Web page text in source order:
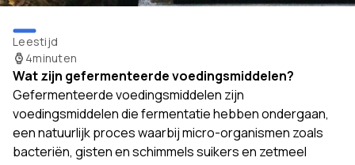
Leestijd
4minuten
Wat zijn gefermenteerde voedingsmiddelen?
Gefermenteerde voedingsmiddelen zijn
voedingsmiddelen die fermentatie hebben ondergaan,
een natuurlijk proces waarbij micro-organismen zoals
bacteriën, gisten en schimmels suikers en zetmeel